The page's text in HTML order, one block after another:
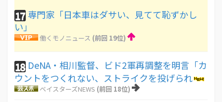
17 専門家「日本車はダサい、見てて恥ずかし
い」
働くモノニュース (前回 19位)
18 DeNA・相川監督、ビド2軍再調整を明言「カ
ウントをつくれない、ストライクを投げられ
ベイスターズNEWS (前回 18位)